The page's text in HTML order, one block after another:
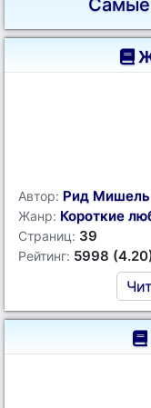
Самые
Автор: Рид Мишель
Жанр: Короткие
Страниц: 39
Рейтинг: 5998